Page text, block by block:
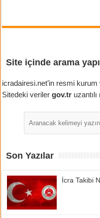
Site içinde arama
icradairesi.net’in resmi
Sitedeki verilergov.tr
Son Yazılar
İcra Takibi